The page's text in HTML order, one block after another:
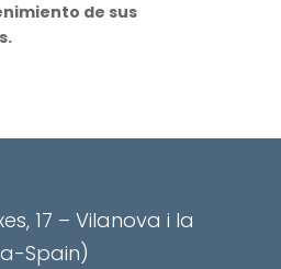
de sus
17 – Vilanova i la
Spain)